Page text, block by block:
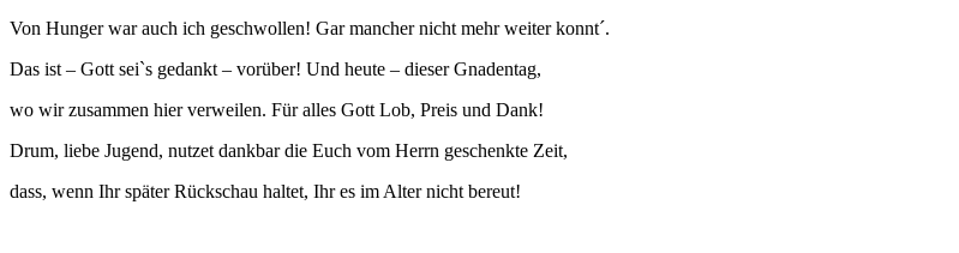
Von Hunger war auch ich geschwollen! Gar mancher nicht mehr weiter konnt´.
Das ist – Gott sei`s gedankt – vorüber! Und heute – dieser Gnadentag,
wo wir zusammen hier verweilen. Für alles Gott Lob, Preis und Dank!
Drum, liebe Jugend, nutzet dankbar die Euch vom Herrn geschenkte Zeit,
dass, wenn Ihr später Rückschau haltet, Ihr es im Alter nicht bereut!